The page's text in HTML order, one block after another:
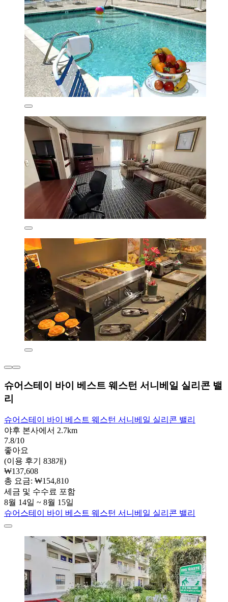
슈어스테이 바이 베스트 웨스턴 서니베일 실리콘 밸
리
슈어스테이 바이 베스트 웨스턴 서니베일 실리콘 밸리
야후 본사에서 2.7km
7.8/10
좋아요
(이용 후기 838개)
₩137,608
총 요금: ₩154,810
세금 및 수수료 포함
8월 14일 ~ 8월 15일
슈어스테이 바이 베스트 웨스턴 서니베일 실리콘 밸리